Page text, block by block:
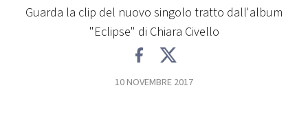
PRINCIPATO
Guarda la clip del nuovo singolo tratto dall'album
"Eclipse" di Chiara Civello
10 NOVEMBRE 2017